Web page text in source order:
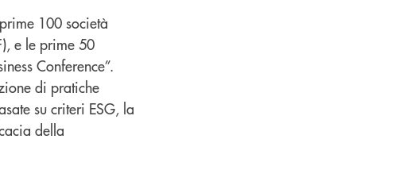
100 società
e le prime 50
Conference”.
di pratiche
su criteri ESG, la
della